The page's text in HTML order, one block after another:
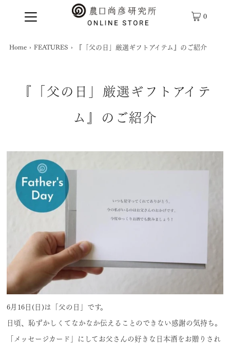
0
Home › FEATURES › 『「父の日」厳選ギフトアイテム』のご紹介
『「父の日」厳選ギフトアイテ
ム』のご紹介
6月16日(日)は「父の日」です。
日頃、恥ずかしくてなかなか伝えることのできない感謝の気持ち。
「メッセージカード」にしてお父さんの好きな日本酒をお贈りされ